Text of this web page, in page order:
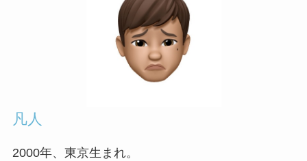
凡人
2000年、東京生まれ。